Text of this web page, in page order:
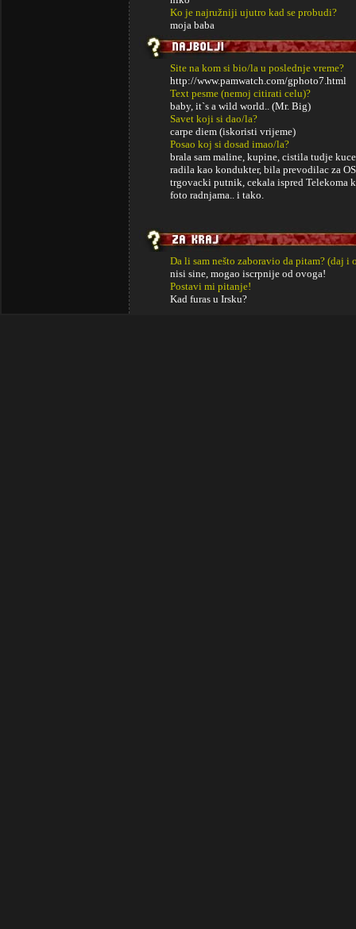
Ko je najružniji ujutro kad se probudi?
moja baba
Site na kom si bio/la u poslednje vreme?
http://www.pamwatch.com/gphoto7.html
Text pesme (nemoj citirati celu)?
baby, it`s a wild world.. (Mr. Big)
Savet koji si dao/la?
carpe diem (iskoristi vrijeme)
Posao koj si dosad imao/la?
brala sam maline, kupine, cistila tudje
radila kao kondukter, bila prevodilac za
trgovacki putnik, cekala ispred Telekoma
foto radnjama.. i tako.
Da li sam nešto zaboravio da pitam? (daj i
nisi sine, mogao iscrpnije od ovoga!
Postavi mi pitanje!
Kad furas u Irsku?